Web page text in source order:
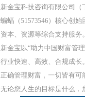
新金宝科技咨询有限公司（
蝙蝠（51573546）核心创
资本、资源等综合支持服务。
新金宝以“助力中国财富管
行业快速、高效、合规成长。
正确管理财富，一切皆有
无论您人生的目标是什么，